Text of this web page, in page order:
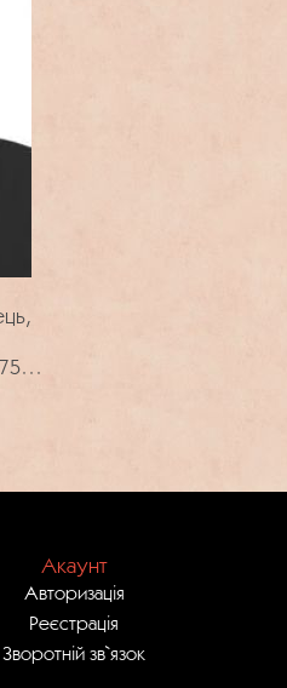
Акаунт
Авторизація
Реєстрація
Зворотній зв`язок